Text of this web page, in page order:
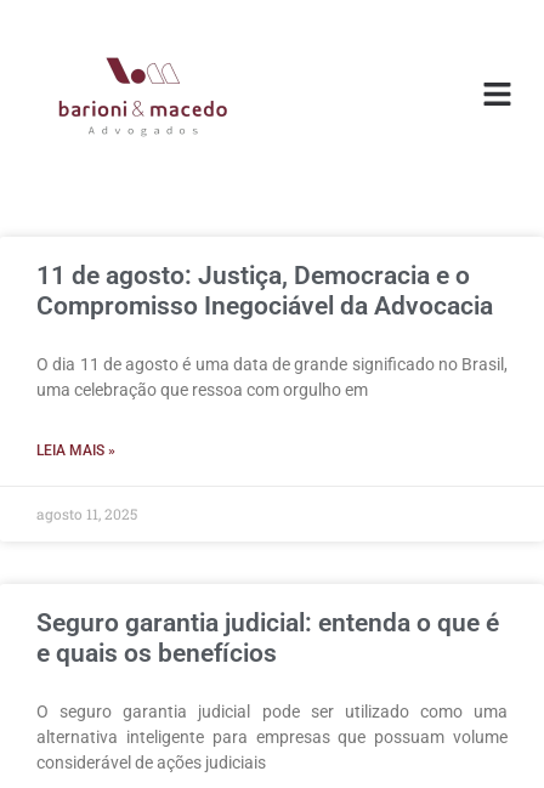
11 de agosto: Justiça, Democracia e o
Compromisso Inegociável da Advocacia
O dia 11 de agosto é uma data de grande significado no Brasil,
uma celebração que ressoa com orgulho em
LEIA MAIS »
agosto 11, 2025
Seguro garantia judicial: entenda o que é
e quais os benefícios
O seguro garantia judicial pode ser utilizado como uma
alternativa inteligente para empresas que possuam volume
considerável de ações judiciais